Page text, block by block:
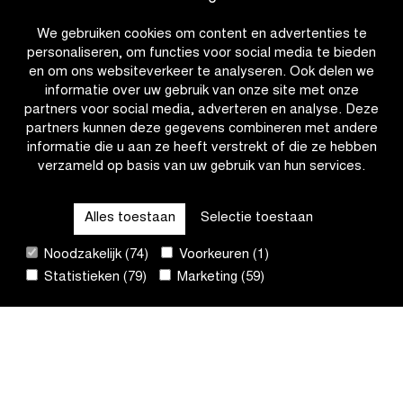
We gebruiken cookies om content en advertenties te
personaliseren, om functies voor social media te bieden
en om ons websiteverkeer te analyseren. Ook delen we
informatie over uw gebruik van onze site met onze
partners voor social media, adverteren en analyse. Deze
partners kunnen deze gegevens combineren met andere
informatie die u aan ze heeft verstrekt of die ze hebben
verzameld op basis van uw gebruik van hun services.
Alles toestaan Selectie toestaan
Noodzakelijk (74)
Voorkeuren (1)
Statistieken (79)
Marketing (59)
#IFF26
QUICK LINKS
CONTACT